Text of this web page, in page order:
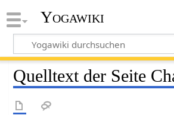
Yogawiki
Quelltext der Seite